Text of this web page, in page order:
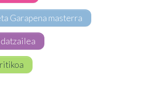
Garapena masterra